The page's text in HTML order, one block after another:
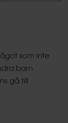
som inte
barn
gå till